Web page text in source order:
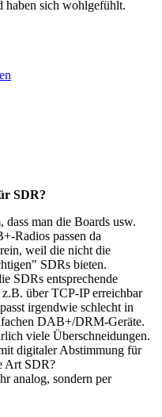
haben sich wohlgefühlt.
SDR?
dass man die Boards usw.
Radios passen da
weil die nicht die
SDRs bieten.
SDRs entsprechende
über TCP-IP erreichbar
irgendwie schlecht in
DAB+/DRM-Geräte.
viele Überschneidungen.
digitaler Abstimmung für
Art SDR?
analog, sondern per